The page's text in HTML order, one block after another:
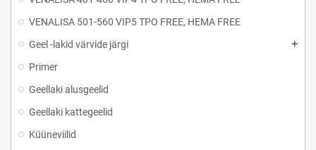
VENALISA 501-560 VIP5 TPO FREE, HEMA FREE
Geel -lakid värvide järgi
Primer
Geellaki alusgeelid
Geellaki kattegeelid
Küüneviilid